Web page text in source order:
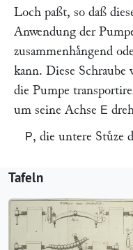
Loch paßt, so daß
Anwendung der
zusammenhaͤngend
kann. Diese Schraube
die Pumpe
um seine Achse E
P, die untere Stuͤze
Tafeln